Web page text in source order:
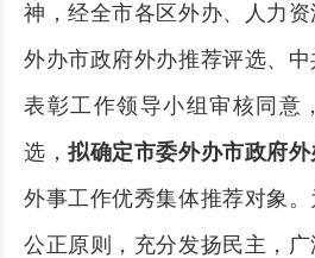
神，经全市各区外办、人力
外办市政府外办推荐评选、
表彰工作领导小组审核同意
选，拟确定市委外办市政府
外事工作优秀集体推荐对象。
公正原则，充分发扬民主，